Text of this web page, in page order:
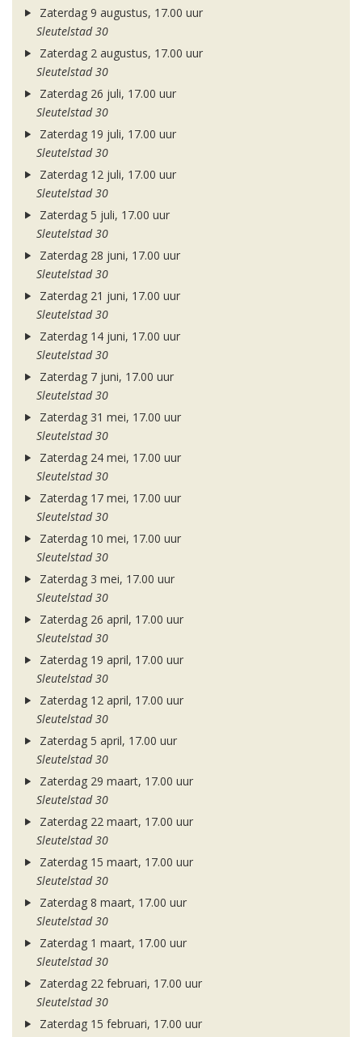
Zaterdag 9 augustus, 17.00 uur
Sleutelstad 30
Zaterdag 2 augustus, 17.00 uur
Sleutelstad 30
Zaterdag 26 juli, 17.00 uur
Sleutelstad 30
Zaterdag 19 juli, 17.00 uur
Sleutelstad 30
Zaterdag 12 juli, 17.00 uur
Sleutelstad 30
Zaterdag 5 juli, 17.00 uur
Sleutelstad 30
Zaterdag 28 juni, 17.00 uur
Sleutelstad 30
Zaterdag 21 juni, 17.00 uur
Sleutelstad 30
Zaterdag 14 juni, 17.00 uur
Sleutelstad 30
Zaterdag 7 juni, 17.00 uur
Sleutelstad 30
Zaterdag 31 mei, 17.00 uur
Sleutelstad 30
Zaterdag 24 mei, 17.00 uur
Sleutelstad 30
Zaterdag 17 mei, 17.00 uur
Sleutelstad 30
Zaterdag 10 mei, 17.00 uur
Sleutelstad 30
Zaterdag 3 mei, 17.00 uur
Sleutelstad 30
Zaterdag 26 april, 17.00 uur
Sleutelstad 30
Zaterdag 19 april, 17.00 uur
Sleutelstad 30
Zaterdag 12 april, 17.00 uur
Sleutelstad 30
Zaterdag 5 april, 17.00 uur
Sleutelstad 30
Zaterdag 29 maart, 17.00 uur
Sleutelstad 30
Zaterdag 22 maart, 17.00 uur
Sleutelstad 30
Zaterdag 15 maart, 17.00 uur
Sleutelstad 30
Zaterdag 8 maart, 17.00 uur
Sleutelstad 30
Zaterdag 1 maart, 17.00 uur
Sleutelstad 30
Zaterdag 22 februari, 17.00 uur
Sleutelstad 30
Zaterdag 15 februari, 17.00 uur